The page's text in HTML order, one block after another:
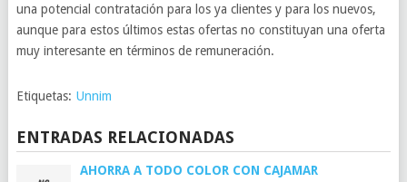
una potencial contratación para los ya clientes y para los nuevos,
aunque para estos últimos estas ofertas no constituyan una oferta
muy interesante en términos de remuneración.
Etiquetas: Unnim
ENTRADAS RELACIONADAS
AHORRA A TODO COLOR CON CAJAMAR